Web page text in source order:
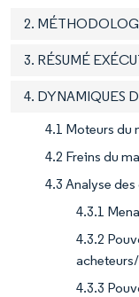
2.
3. RÉSUMÉ
4. DYNAMIQUES
4.1 Moteurs du
4.2 Freins du
4.3 Analyse
4.3.1
4.3.2
4.3.3